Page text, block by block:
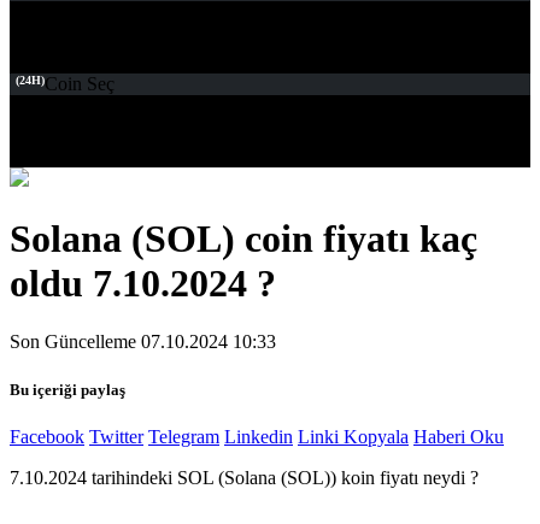
(24H)Coin Seç
Solana (SOL) coin fiyatı kaç
oldu 7.10.2024 ?
Son Güncelleme 07.10.2024 10:33
Bu içeriği paylaş
Facebook Twitter Telegram Linkedin Linki Kopyala Haberi Oku
7.10.2024 tarihindeki SOL (Solana (SOL)) koin fiyatı neydi ?